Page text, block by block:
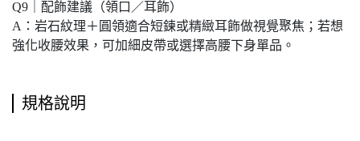
Q9｜配飾建議（領口／耳飾）
A：岩石紋理＋圓領適合短鍊或精緻耳飾做視覺聚焦；若想
強化收腰效果，可加細皮帶或選擇高腰下身單品。
規格說明